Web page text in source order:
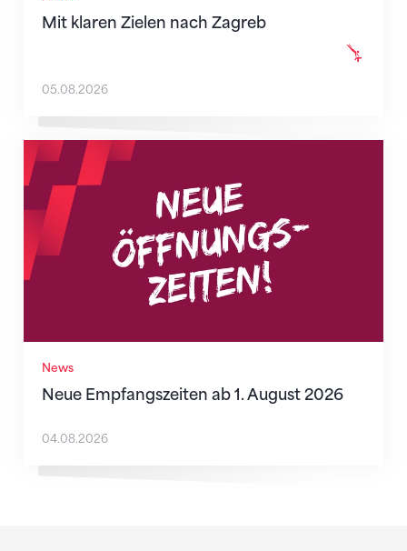
Mit klaren Zielen nach Zagreb
05.08.2026
News
Neue Empfangszeiten ab 1. August 2026
Neue Empfangszeiten ab 1. August 2026
04.08.2026